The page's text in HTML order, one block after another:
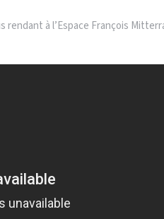
à l’Espace François